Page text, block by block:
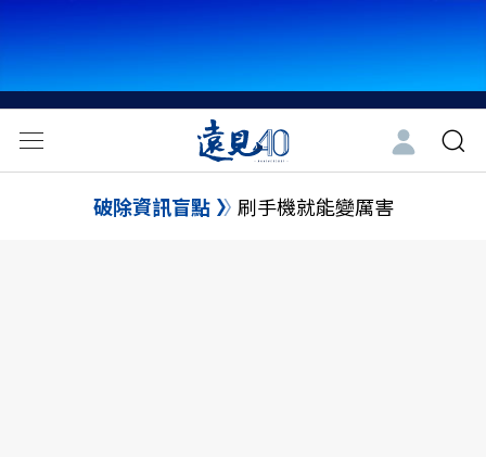
破除資訊盲點 刷手機就能變厲害